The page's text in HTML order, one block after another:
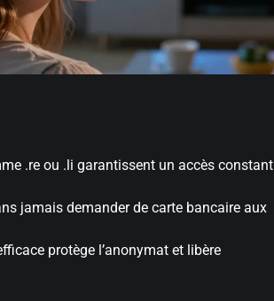
.re ou .li garantissent un accès constant
jamais demander de carte bancaire aux
protège l’anonymat et libère